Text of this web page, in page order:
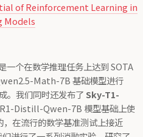
of Reinforcement Learning in
Models
一个在数学推理任务上达到 SOTA
Math-7B 基础模型进行
。我们同时还发布了Sky-T1-
Distill-Qwen-7B 模型基础上使
在流行的数学基准测试上接近